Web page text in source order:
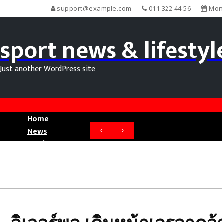
support@example.com 011 322 44 56
sport news &
Just another WordPress site
Home
News
Movie News
‹ ›
ลิเวอร์พูล
เดิน
หลัง
รุ่ง